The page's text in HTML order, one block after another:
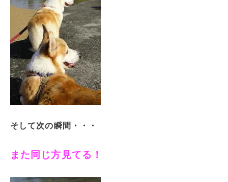
そして次の瞬間・・・
また同じ方見てる！